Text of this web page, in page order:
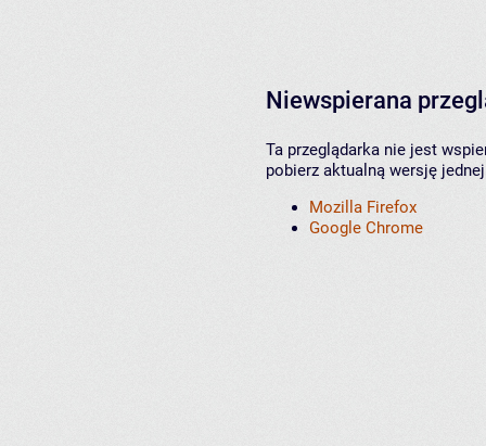
Niewspierana
Ta przeglądarka nie jest
pobierz aktualną wersję
Mozilla Firefox
Google Chrome